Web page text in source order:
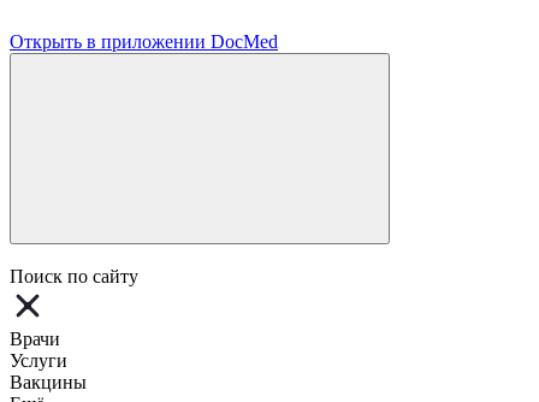
Открыть в приложении DocMed
Поиск по сайту
Врачи
Услуги
Вакцины